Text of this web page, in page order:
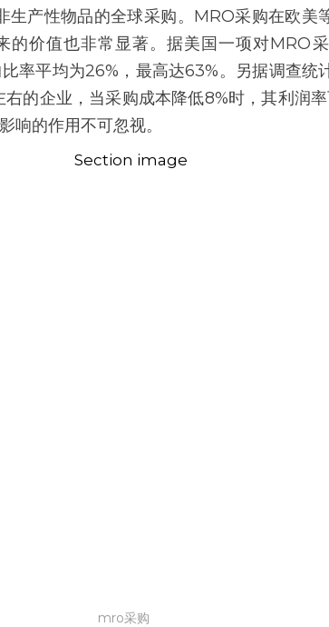
产性物品的全球采购。MRO采购在欧美
价值也非常显著。据美国一项对MRO
率平均为26%，最高达63%。另据调查统
的企业，当采购成本降低8%时，其利润率
响的作用不可忽视。
mro采购